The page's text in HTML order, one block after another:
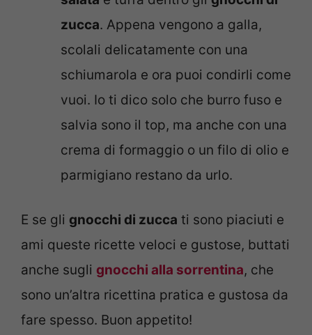
zucca. Appena vengono a galla,
scolali delicatamente con una
schiumarola e ora puoi condirli come
vuoi. Io ti dico solo che burro fuso e
salvia sono il top, ma anche con una
crema di formaggio o un filo di olio e
parmigiano restano da urlo.
E se gli gnocchi di zucca ti sono piaciuti e
ami queste ricette veloci e gustose, buttati
anche sugli gnocchi alla sorrentina, che
sono un’altra ricettina pratica e gustosa da
fare spesso. Buon appetito!